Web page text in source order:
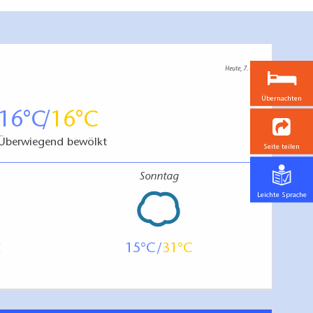
Heute, 7. 8.
16 16
bewölkt
Sonntag
15 31
Übernachten
Seite teilen
Leichte Sprache